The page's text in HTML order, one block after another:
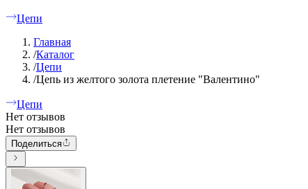
Цепи
Главная
/Каталог
/Цепи
/Цепь из желтого золота плетение "Валентино"
Цепи
Нет отзывов
Нет отзывов
Поделиться